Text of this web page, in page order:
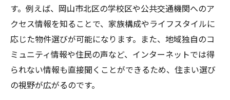
す。例えば、岡山市北区の学校区や公共交通機関へのア
クセス情報を知ることで、家族構成やライフスタイルに
応じた物件選びが可能になります。また、地域独自のコ
ミュニティ情報や住民の声など、インターネットでは得
られない情報も直接聞くことができるため、住まい選び
の視野が広がるのです。